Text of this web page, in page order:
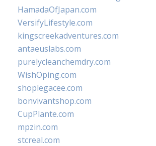
HamadaOfJapan.com
VersifyLifestyle.com
kingscreekadventures.com
antaeuslabs.com
purelycleanchemdry.com
WishOping.com
shoplegacee.com
bonvivantshop.com
CupPlante.com
mpzin.com
stcreal.com